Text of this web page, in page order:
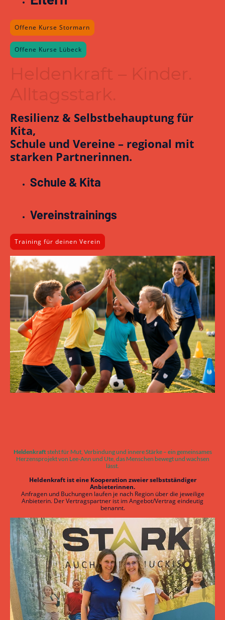
Offene Kurse Stormarn
Offene Kurse Lübeck
Heldenkraft – Kinder.
Alltagsstark.
Resilienz & Selbstbehauptung für
Kita,
Schule und Vereine – regional mit
starken Partnerinnen.
Schule & Kita
Vereinstrainings
Training für deinen Verein
Heldenkraftsteht für Mut, Verbindung und innere Stärke – ein gemeinsames
Herzensprojekt von Lee-Ann und Ute, das Menschen bewegt und wachsen
lässt.
Heldenkraft ist eine Kooperation zweier selbstständiger
Anbieterinnen.
Anfragen und Buchungen laufen je nach Region über die jeweilige
Anbieterin. Der Vertragspartner ist im Angebot/Vertrag eindeutig
benannt.